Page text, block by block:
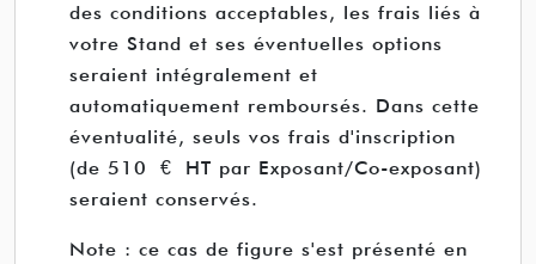
des conditions acceptables, les frais liés à
votre Stand et ses éventuelles options
seraient intégralement et
automatiquement remboursés. Dans cette
éventualité, seuls vos frais d'inscription
(de 510 € HT par Exposant/Co-exposant)
seraient conservés.
Note : ce cas de figure s'est présenté en